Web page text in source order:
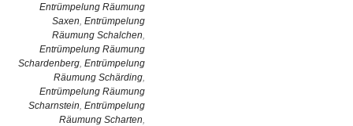
Entrümpelung Räumung
Saxen, Entrümpelung
Räumung Schalchen,
Entrümpelung Räumung
Schardenberg, Entrümpelung
Räumung Schärding,
Entrümpelung Räumung
Scharnstein, Entrümpelung
Räumung Scharten,